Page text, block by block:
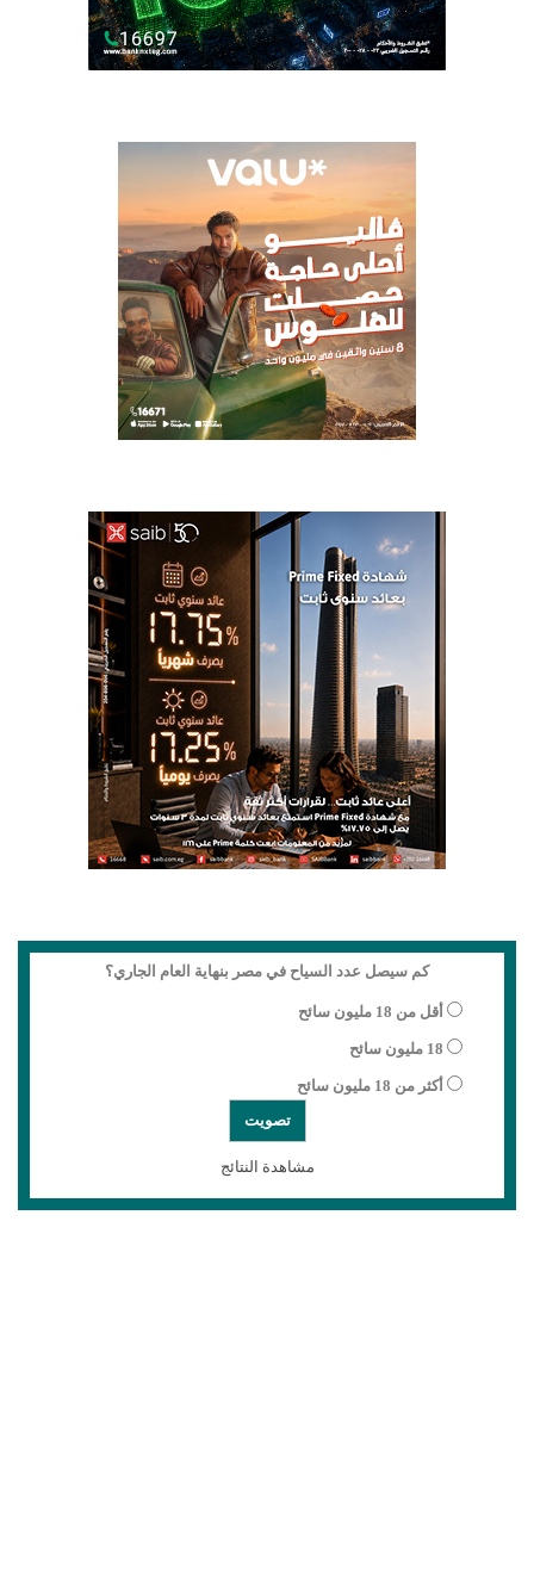
كم سيصل عدد السياح في مصر بنهاية العام الجاري؟
أقل من 18 مليون سائح
18 مليون سائح
أكثر من 18 مليون سائح
مشاهدة النتائج